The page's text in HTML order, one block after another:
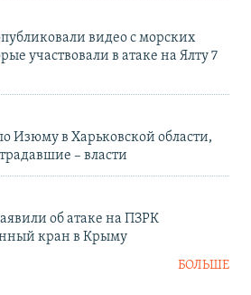
видео с морских
участвовали в атаке на Ялту 7
Изюму в Харьковской области,
– власти
об атаке на ПЗРК
кран в Крыму
БОЛЬШЕ